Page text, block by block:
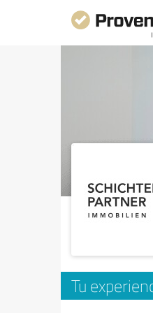
Tu